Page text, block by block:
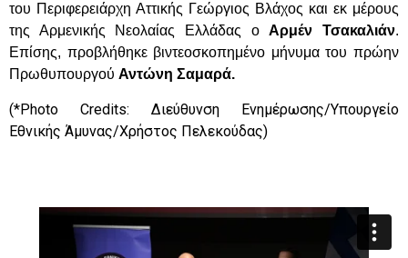
του Περιφερειάρχη Αττικής Γεώργιος Βλάχος και εκ μέρους
της Αρμενικής Νεολαίας Ελλάδας οΑρμέν Τσακαλιάν.
Επίσης, προβλήθηκε βιντεοσκοπημένο μήνυμα του πρώην
Πρωθυπουργού Αντώνη Σαμαρά.
(*Photο Credits: Διεύθυνση Ενημέρωσης/Υπουργείο
Εθνικής Άμυνας/Χρήστος Πελεκούδας)